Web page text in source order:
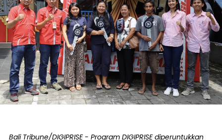
Bali Tribune/DIGIPRISE - Program DIGIPRISE diperuntukkan